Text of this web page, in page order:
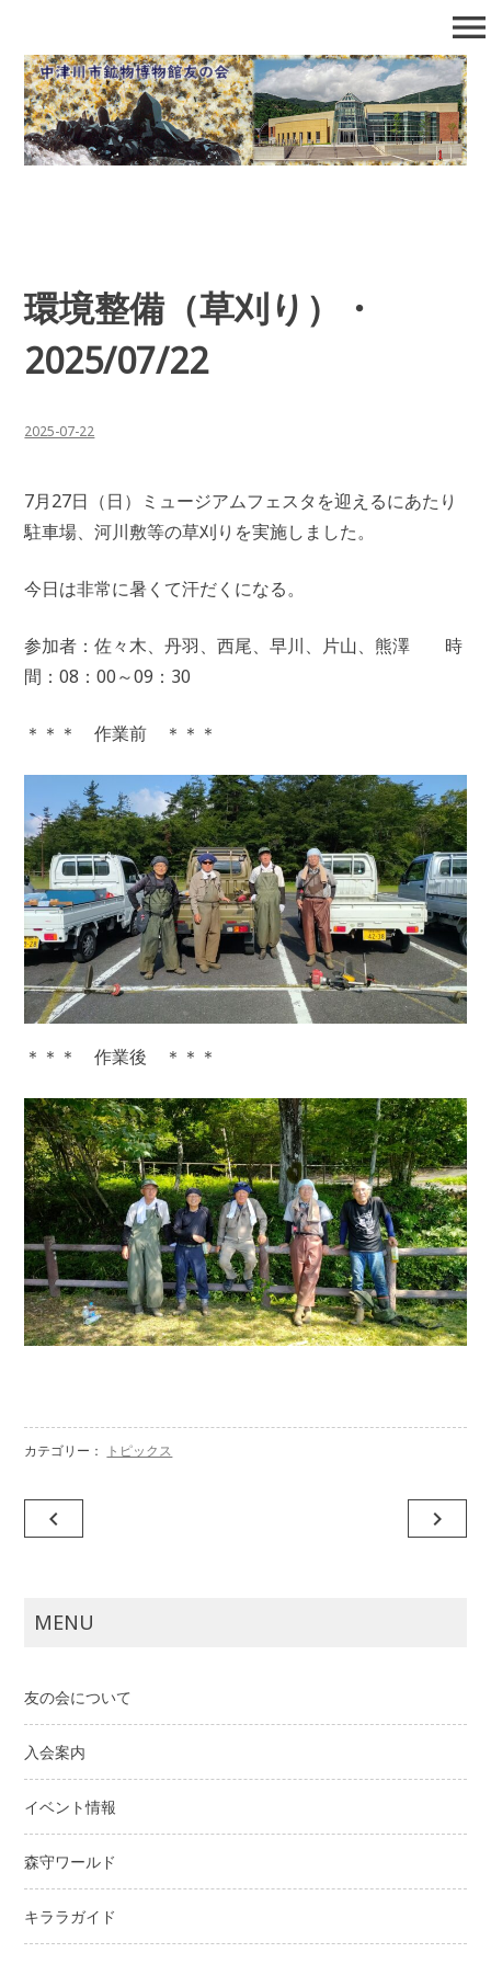
中津川市鉱物博物館友の会
石の博物館で自然となかよくなろう！
menu
環境整備（草刈り）・
2025/07/22
2025-07-22
7月27日（日）ミュージアムフェスタを迎えるにあたり
駐車場、河川敷等の草刈りを実施しました。
今日は非常に暑くて汗だくになる。
参加者：佐々木、丹羽、西尾、早川、片山、熊澤 時
間：08：00～09：30
＊＊＊ 作業前 ＊＊＊
＊＊＊ 作業後 ＊＊＊
カテゴリー： トピックス
投
稿
ビ
シ
ョ
ン
navigate_before navigate_next
MENU
友の会について
入会案内
イベント情報
森守ワールド
キララガイド